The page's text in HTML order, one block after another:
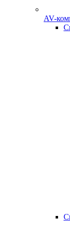
AV-